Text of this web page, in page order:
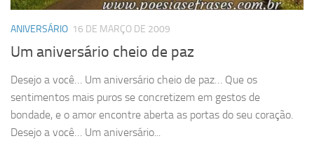
ANIVERSÁRIO 16 DE MARÇO DE 2009
Um aniversário cheio de paz
Desejo a você… Um aniversário cheio de paz… Que os
sentimentos mais puros se concretizem em gestos de
bondade, e o amor encontre aberta as portas do seu coração.
Desejo a você… Um aniversário...